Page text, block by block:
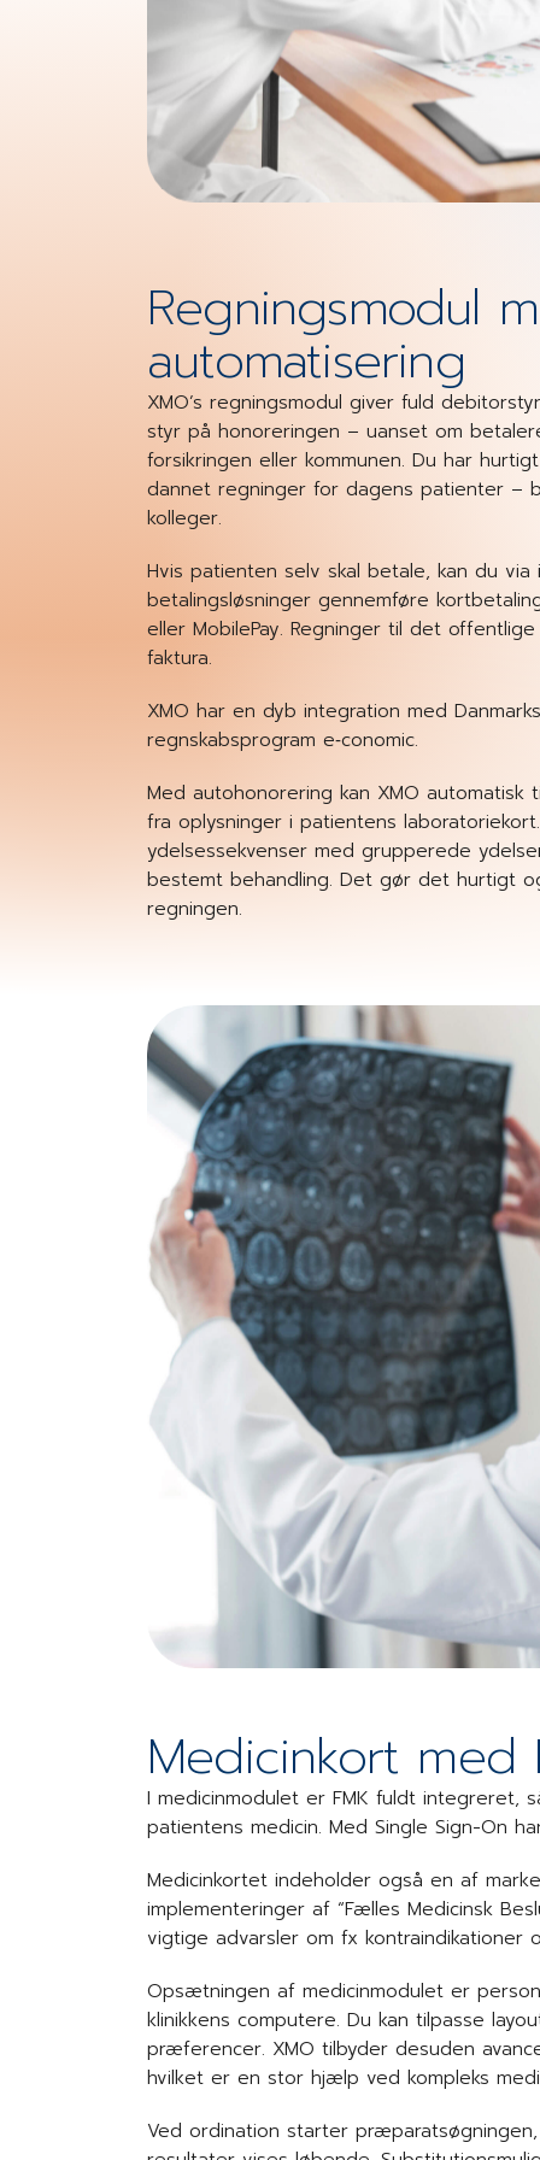
Regningsmodul
automatisering
XMO’s regningsmodul giver fuld
styr på honoreringen – uanset om
forsikringen eller kommunen. Du har
dannet regninger for dagens patienter –
kolleger.
Hvis patienten selv skal betale, kan du
betalingsløsninger gennemføre
eller MobilePay. Regninger til det
faktura.
XMO har en dyb integration med
regnskabsprogram e‑conomic.
Med autohonorering kan XMO
fra oplysninger i patientens
ydelsessekvenser med grupperede
bestemt behandling. Det gør det hurtigt
regningen.
Medicinkort med
I medicinmodulet er FMK fuldt integreret,
patientens medicin. Med Single Sign-On
Medicinkortet indeholder også en af
implementeringer af “Fælles Medicinsk
vigtige advarsler om fx kontraindikationer
Opsætningen af medicinmodulet er
klinikkens computere. Du kan tilpasse
præferencer. XMO tilbyder desuden
hvilket er en stor hjælp ved kompleks
Ved ordination starter